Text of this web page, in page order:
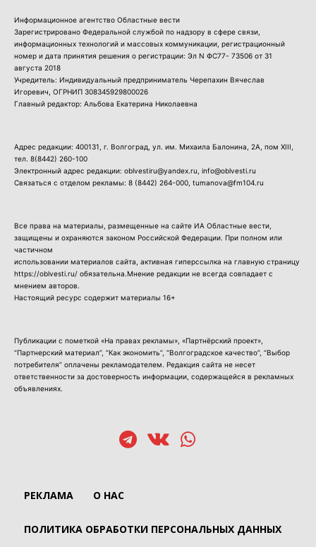
Информационное агентство Областные вести
Зарегистрировано Федеральной службой по надзору в сфере связи,
информационных технологий и массовых коммуникации, регистрационный
номер и дата принятия решения о регистрации: Эл N ФС77- 73506 от 31
августа 2018
Учредитель: Индивидуальный предприниматель Черепахин Вячеслав
Игоревич, ОГРНИП 308345929800026
Главный редактор: Альбова Екатерина Николаевна
Адрес редакции: 400131, г. Волгоград, ул. им. Михаила Балонина, 2А, пом XIII,
тел. 8(8442) 260-100
Электронный адрес редакции: oblvestiru@yandex.ru, info@oblvesti.ru
Связаться с отделом рекламы: 8 (8442) 264-000 , tumanova@fm104.ru
Все права на материалы, размещенные на сайте ИА Областные вести,
защищены и охраняются законом Российской Федерации. При полном или
частичном
использовании материалов сайта, активная гиперссылка на главную страницу
https://oblvesti.ru/ обязательна.Мнение редакции не всегда совпадает с
мнением авторов.
Настоящий ресурс содержит материалы 16+
Публикации с пометкой «На правах рекламы», «Партнёрский проект»,
“Партнерский материал”, “Как экономить”, “Волгоградское качество”, “Выбор
потребителя” оплачены рекламодателем. Редакция сайта не несет
ответственности за достоверность информации, содержащейся в рекламных
объявлениях.
РЕКЛАМА О НАС
ПОЛИТИКА ОБРАБОТКИ ПЕРСОНАЛЬНЫХ ДАННЫХ